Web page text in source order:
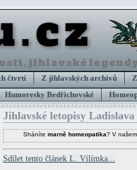
čtvrtí Z jihlavských archivů
Humoresky Bedřichovské
Jihlavské letopisy
Sháníte marně homeopatika? V
Sdílet tento článek L. Vílímka...